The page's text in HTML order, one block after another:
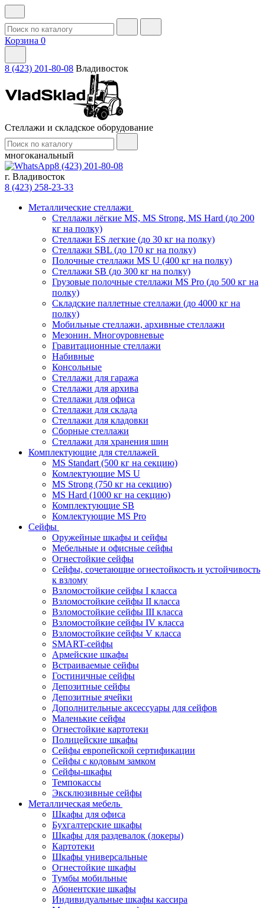
Корзина 0
8 (423) 201-80-08 Владивосток
Стеллажи и складское оборудование
многоканальный
8 (423) 201-80-08
г. Владивосток
8 (423) 258-23-33
Металлические стеллажи
Стеллажи лёгкие MS, MS Strong, MS Hard (до 200
кг на полку)
Стеллажи ES легкие (до 30 кг на полку)
Стеллажи SBL (до 170 кг на полку)
Полочные стеллажи MS U (400 кг на полку)
Стеллажи SB (до 300 кг на полку)
Грузовые полочные стеллажи MS Pro (до 500 кг на
полку)
Складские паллетные стеллажи (до 4000 кг на
полку)
Мобильные стеллажи, архивные стеллажи
Мезонин. Многоуровневые
Гравитационные стеллажи
Набивные
Консольные
Стеллажи для гаража
Стеллажи для архива
Стеллажи для офиса
Стеллажи для склада
Стеллажи для кладовки
Сборные стеллажи
Стеллажи для хранения шин
Комплектующие для стеллажей
MS Standart (500 кг на секцию)
Комлектующие MS U
MS Strong (750 кг на секцию)
MS Hard (1000 кг на секцию)
Комплектующие SB
Комлектующие MS Pro
Сейфы
Оружейные шкафы и сейфы
Мебельные и офисные сейфы
Огнестойкие сейфы
Сейфы, сочетающие огнестойкость и устойчивость
к взлому
Взломостойкие сейфы I класса
Взломостойкие сейфы II класса
Взломостойкие сейфы III класса
Взломостойкие сейфы IV класса
Взломостойкие сейфы V класса
SMART-сейфы
Армейские шкафы
Встраиваемые сейфы
Гостиничные сейфы
Депозитные сейфы
Депозитные ячейки
Дополнительные аксессуары для сейфов
Маленькие сейфы
Огнестойкие картотеки
Полицейские шкафы
Сейфы европейской сертификации
Сейфы с кодовым замком
Сейфы-шкафы
Темпокассы
Эксклюзивные сейфы
Металлическая мебель
Шкафы для офиса
Бухгалтерские шкафы
Шкафы для раздевалок (локеры)
Картотеки
Шкафы универсальные
Огнестойкие шкафы
Тумбы мобильные
Абонентские шкафы
Индивидуальные шкафы кассира